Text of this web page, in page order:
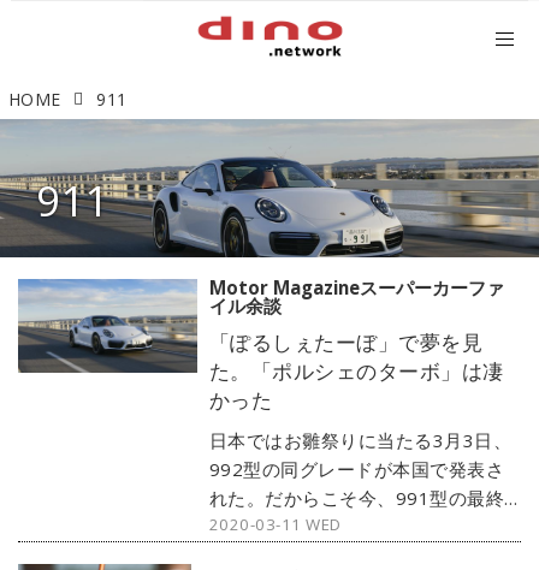
HOME 911
911
「ぽるしぇたーぼ」で夢を見
た。「ポルシェのターボ」は凄
かった
日本ではお雛祭りに当たる3月3日、
992型の同グレードが本国で発表さ
れた。だからこそ今、991型の最終
進化形と言っていい「911ターボS」
2020-03-11 WED
Motor Magazineスーパーカーファ
イル余談